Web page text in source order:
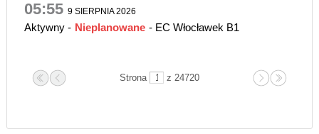
05:55 9 SIERPNIA 2026
Aktywny- Nieplanowane - EC Włocławek B1
Strona z 24720